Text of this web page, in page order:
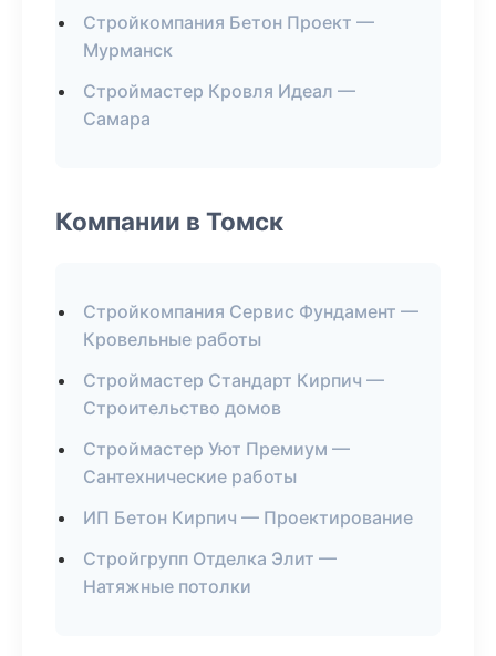
Стройкомпания Бетон Проект —
Мурманск
Строймастер Кровля Идеал —
Самара
Компании в Томск
Стройкомпания Сервис Фундамент —
Кровельные работы
Строймастер Стандарт Кирпич —
Строительство домов
Строймастер Уют Премиум —
Сантехнические работы
ИП Бетон Кирпич — Проектирование
Стройгрупп Отделка Элит —
Натяжные потолки